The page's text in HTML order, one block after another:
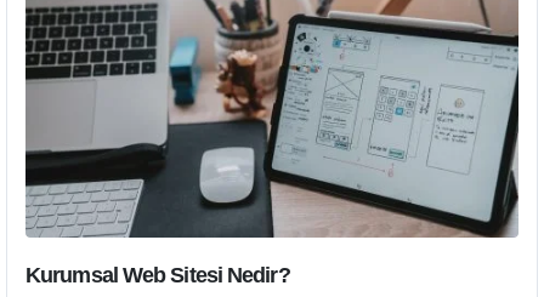
Kurumsal Web Sitesi Nedir?